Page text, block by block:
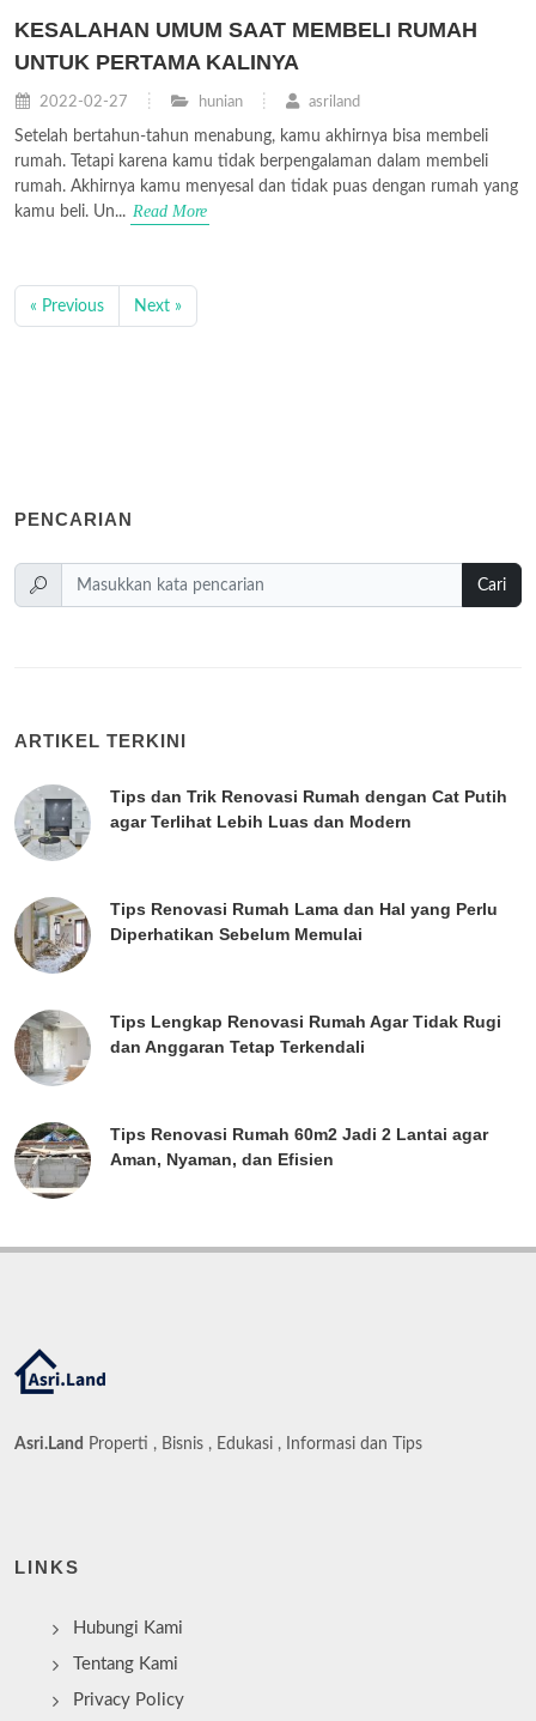
KESALAHAN UMUM SAAT MEMBELI RUMAH
UNTUK PERTAMA KALINYA
2022-02-27 hunian asriland
Setelah bertahun-tahun menabung, kamu akhirnya bisa membeli
rumah. Tetapi karena kamu tidak berpengalaman dalam membeli
rumah. Akhirnya kamu menyesal dan tidak puas dengan rumah yang
kamu beli. Un... Read More
« Previous Next »
PENCARIAN
Cari
ARTIKEL TERKINI
Tips dan Trik Renovasi Rumah dengan Cat Putih
agar Terlihat Lebih Luas dan Modern
Tips Renovasi Rumah Lama dan Hal yang Perlu
Diperhatikan Sebelum Memulai
Tips Lengkap Renovasi Rumah Agar Tidak Rugi
dan Anggaran Tetap Terkendali
Tips Renovasi Rumah 60m2 Jadi 2 Lantai agar
Aman, Nyaman, dan Efisien
Asri.Land Properti , Bisnis , Edukasi , Informasi dan Tips
LINKS
Hubungi Kami
Tentang Kami
Privacy Policy